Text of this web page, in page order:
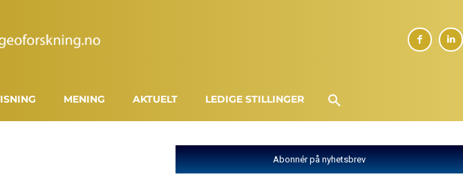
MENING AKTUELT LEDIGE STILLINGER
Abonnér på nyhetsbrev